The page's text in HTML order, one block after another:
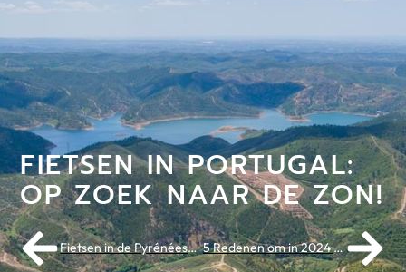
FIETSEN IN PORTUGAL:
OP ZOEK NAAR DE ZON!
Fietsen in de Pyrénées-Orientales: De onbekende kant van de Pyreneeën 5 Redenen om in 2024 Emilia-Romagna te Verkennen op de fiets